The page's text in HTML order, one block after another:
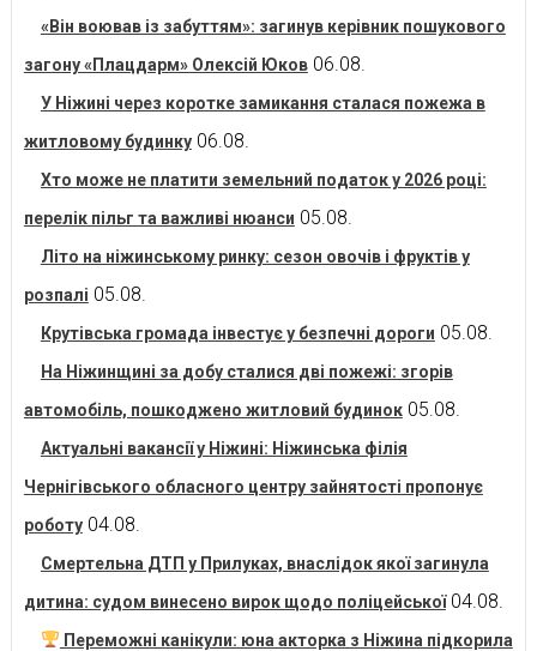
«Він воював із забуттям»: загинув керівник пошукового
загону «Плацдарм» Олексій Юков 06.08.
У Ніжині через коротке замикання сталася пожежа в
житловому будинку 06.08.
Хто може не платити земельний податок у 2026 році:
перелік пільг та важливі нюанси 05.08.
Літо на ніжинському ринку: сезон овочів і фруктів у
розпалі 05.08.
Крутівська громада інвестує у безпечні дороги 05.08.
На Ніжинщині за добу сталися дві пожежі: згорів
автомобіль, пошкоджено житловий будинок 05.08.
Актуальні вакансії у Ніжині: Ніжинська філія
Чернігівського обласного центру зайнятості пропонує
роботу 04.08.
Смертельна ДТП у Прилуках, внаслідок якої загинула
дитина: судом винесено вирок щодо поліцейської 04.08.
Переможні канікули: юна акторка з Ніжина підкорила